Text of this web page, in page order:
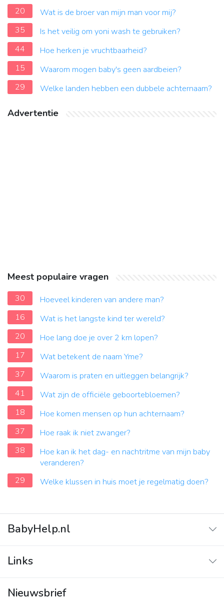
20
Wat is de broer van mijn man voor mij?
35
Is het veilig om yoni wash te gebruiken?
44
Hoe herken je vruchtbaarheid?
15
Waarom mogen baby's geen aardbeien?
29
Welke landen hebben een dubbele achternaam?
Advertentie
Meest populaire vragen
30
Hoeveel kinderen van andere man?
16
Wat is het langste kind ter wereld?
20
Hoe lang doe je over 2 km lopen?
17
Wat betekent de naam Yme?
37
Waarom is praten en uitleggen belangrijk?
41
Wat zijn de officiële geboortebloemen?
18
Hoe komen mensen op hun achternaam?
37
Hoe raak ik niet zwanger?
38
Hoe kan ik het dag- en nachtritme van mijn baby
veranderen?
29
Welke klussen in huis moet je regelmatig doen?
BabyHelp.nl
Vraag & Antwoord
Links
Contact
Nieuwsbrief